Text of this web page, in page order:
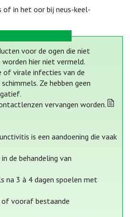
of in het oor bij neus-keel-
voor de ogen die niet
hier niet vermeld.
of virale infecties van de
Ze hebben geen
vervangen worden.
is een aandoening die vaak
de behandeling van
na 3 à 4 dagen spoelen met
of vooraf bestaande